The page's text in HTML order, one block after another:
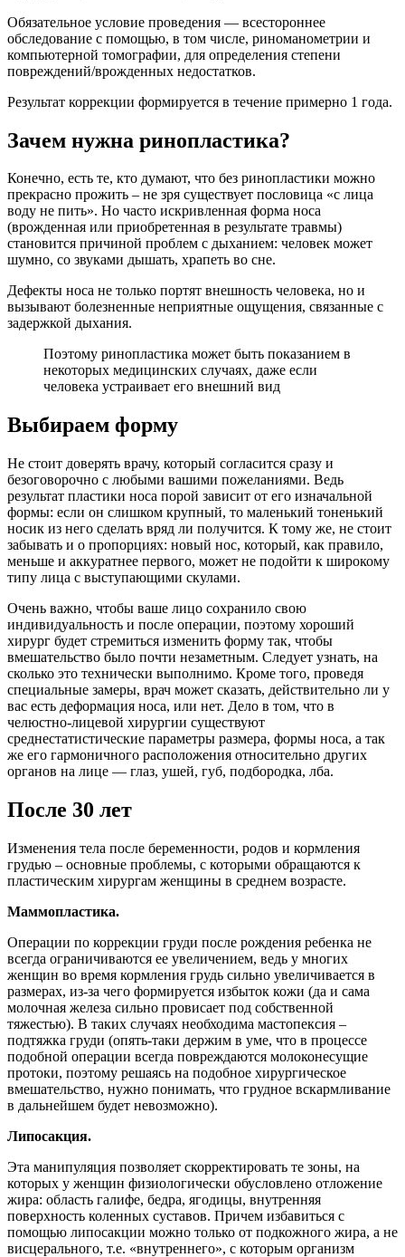
Обязательное условие проведения — всестороннее
обследование с помощью, в том числе, риноманометрии и
компьютерной томографии, для определения степени
повреждений/врожденных недостатков.
Результат коррекции формируется в течение примерно 1 года.
Зачем нужна ринопластика?
Конечно, есть те, кто думают, что без ринопластики можно
прекрасно прожить – не зря существует пословица «с лица
воду не пить». Но часто искривленная форма носа
(врожденная или приобретенная в результате травмы)
становится причиной проблем с дыханием: человек может
шумно, со звуками дышать, храпеть во сне.
Дефекты носа не только портят внешность человека, но и
вызывают болезненные неприятные ощущения, связанные с
задержкой дыхания.
Поэтому ринопластика может быть показанием в
некоторых медицинских случаях, даже если
человека устраивает его внешний вид
Выбираем форму
Не стоит доверять врачу, который согласится сразу и
безоговорочно с любыми вашими пожеланиями. Ведь
результат пластики носа порой зависит от его изначальной
формы: если он слишком крупный, то маленький тоненький
носик из него сделать вряд ли получится. К тому же, не стоит
забывать и о пропорциях: новый нос, который, как правило,
меньше и аккуратнее первого, может не подойти к широкому
типу лица с выступающими скулами.
Очень важно, чтобы ваше лицо сохранило свою
индивидуальность и после операции, поэтому хороший
хирург будет стремиться изменить форму так, чтобы
вмешательство было почти незаметным. Следует узнать, на
сколько это технически выполнимо. Кроме того, проведя
специальные замеры, врач может сказать, действительно ли у
вас есть деформация носа, или нет. Дело в том, что в
челюстно-лицевой хирургии существуют
среднестатистические параметры размера, формы носа, а так
же его гармоничного расположения относительно других
органов на лице — глаз, ушей, губ, подбородка, лба.
После 30 лет
Изменения тела после беременности, родов и кормления
грудью – основные проблемы, с которыми обращаются к
пластическим хирургам женщины в среднем возрасте.
Маммопластика.
Операции по коррекции груди после рождения ребенка не
всегда ограничиваются ее увеличением, ведь у многих
женщин во время кормления грудь сильно увеличивается в
размерах, из-за чего формируется избыток кожи (да и сама
молочная железа сильно провисает под собственной
тяжестью). В таких случаях необходима мастопексия –
подтяжка груди (опять-таки держим в уме, что в процессе
подобной операции всегда повреждаются молоконесущие
протоки, поэтому решаясь на подобное хирургическое
вмешательство, нужно понимать, что грудное вскармливание
в дальнейшем будет невозможно).
Липосакция.
Эта манипуляция позволяет скорректировать те зоны, на
которых у женщин физиологически обусловлено отложение
жира: область галифе, бедра, ягодицы, внутренняя
поверхность коленных суставов. Причем избавиться с
помощью липосакции можно только от подкожного жира, а не
висцерального, т.е. «внутреннего», с которым организм